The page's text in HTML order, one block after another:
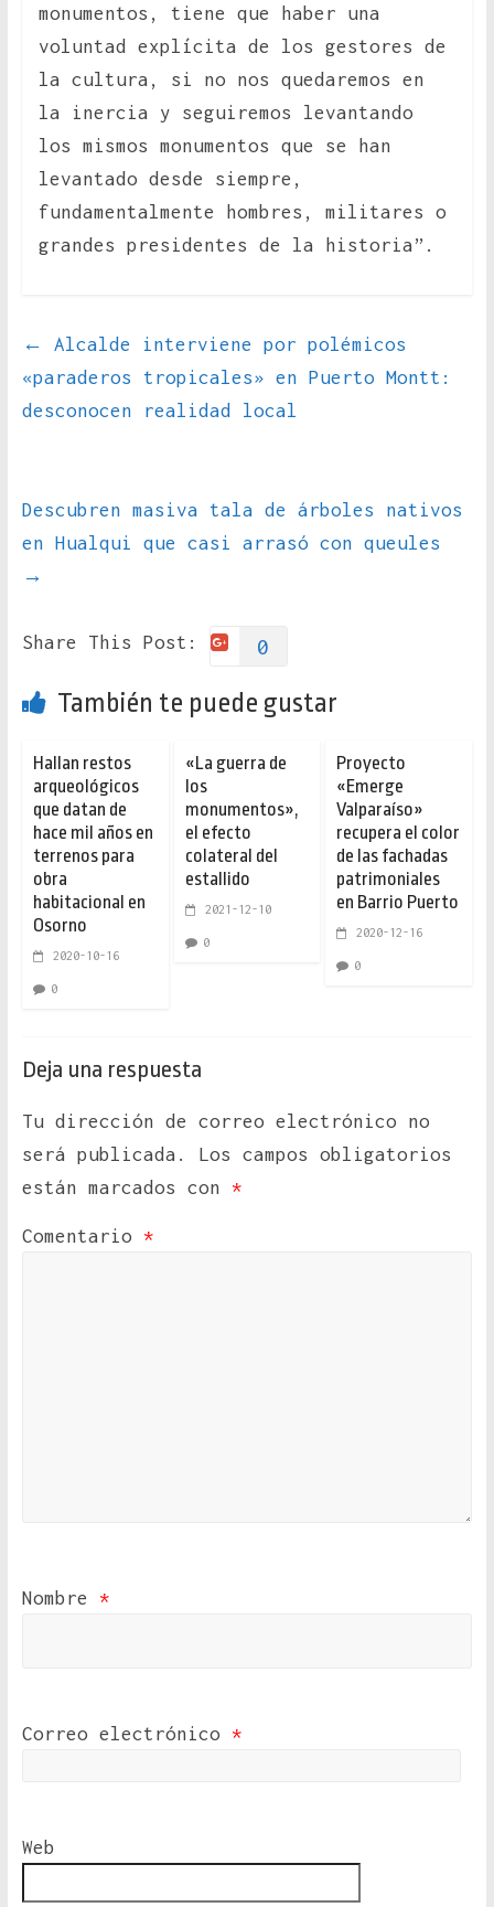
monumentos, tiene que haber una
voluntad explícita de los gestores de
la cultura, si no nos quedaremos en
la inercia y seguiremos levantando
los mismos monumentos que se han
levantado desde siempre,
fundamentalmente hombres, militares o
grandes presidentes de la historia”.
←
Alcalde interviene por polémicos
«paraderos tropicales» en Puerto Montt:
desconocen realidad local
Descubren masiva tala de árboles nativos
en Hualqui que casi arrasó con queules
→
Share This Post: 0
También te puede gustar
Hallan restos
arqueológicos
que datan de
hace mil años en
terrenos para
obra
habitacional en
Osorno
2020-10-16
0
«La guerra de
los
monumentos»,
el efecto
colateral del
estallido
2021-12-10
0
Proyecto
«Emerge
Valparaíso»
recupera el color
de las fachadas
patrimoniales
en Barrio Puerto
2020-12-16
0
Deja una respuesta
Tu dirección de correo electrónico no
será publicada.
Los campos obligatorios
están marcados con *
Comentario *
Nombre *
Correo electrónico *
Web